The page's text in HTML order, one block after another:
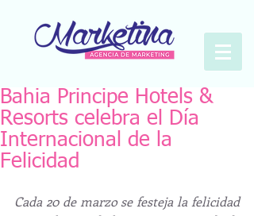
Bahia Principe Hotels &
Resorts celebra el Día
Internacional de la
Felicidad
Cada 20 de marzo se festeja la felicidad